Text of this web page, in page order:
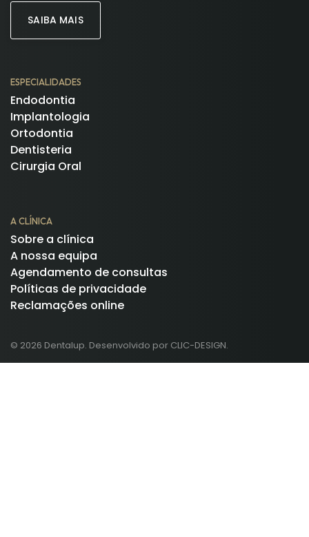
SAIBA MAIS
ESPECIALIDADES
Endodontia
Implantologia
Ortodontia
Dentisteria
Cirurgia Oral
A CLÍNICA
Sobre a clínica
A nossa equipa
Agendamento de consultas
Políticas de privacidade
Reclamações online
© 2026 Dentalup. Desenvolvido por CLIC-DESIGN.